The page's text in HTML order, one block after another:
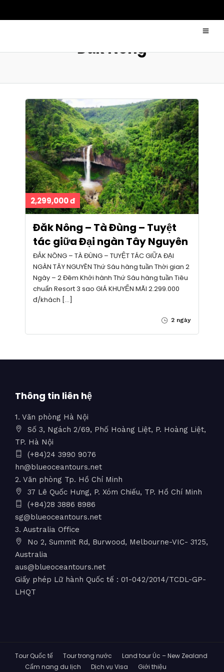
Đắk Nông
2,299,000 đ
Đăk Nông – Tà Đùng – Tuyệt
tác giữa Đại ngàn Tây Nguyên
ĐẮK NÔNG – TÀ ĐÙNG – TUYỆT TÁC GIỮA ĐẠI
NGÀN TÂY NGUYÊN Thứ Sáu hàng tuần Thời gian 2
Ngày – 2 Đêm Khởi hành Thứ Sáu hàng tuần Tiêu
chuẩn Resort 3 sao GIÁ KHUYẾN MÃI 2.299.000
đ/khách […]
2 ngày
Thông tin liên hệ
1. Văn phòng Hà Nội
Số 3, Ngách 2/69, Phố Hoàng Liệt, P. Hoàng Liệt,
TP. Hà Nội
(+84)24 3990 9076
hn@blueoceantours.net
2. Văn phòng Tp. Hồ Chí Minh
37 Lê Quốc Hưng, P. Xóm Chiếu, TP. Hồ Chí Minh
(+84)28 3886 8986
sg@blueoceantours.net
3. Australia Office
No 2, Summit Rd, Burwood, Melbourne-VIC- 3125,
Australia
aus@blueoceantours.net
Giấy phép Lữ hành Quốc tế : 01-042/2014/TCDL-GP-
LHQT
Tour Quốc tế Tour trong nước
Land tour Úc – New Zealand
Cẩm nang du lịch
Dịch vụ Visa Giới thiệu